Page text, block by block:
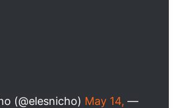
— Elesnicho (@elesnicho)
May 14,